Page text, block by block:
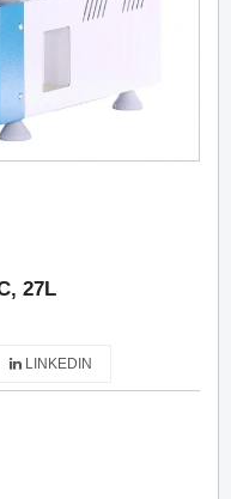
27L
LINKEDIN